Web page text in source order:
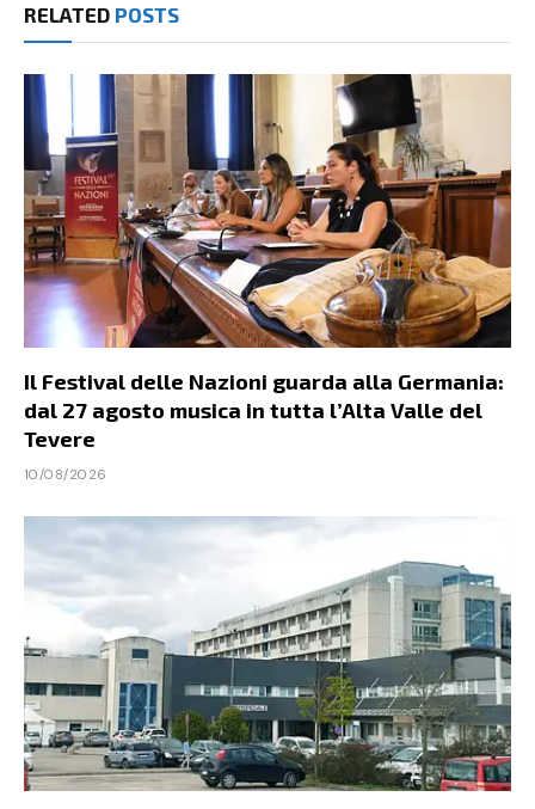
RELATED POSTS
Il Festival delle Nazioni guarda alla Germania:
dal 27 agosto musica in tutta l’Alta Valle del
Tevere
10/08/2026